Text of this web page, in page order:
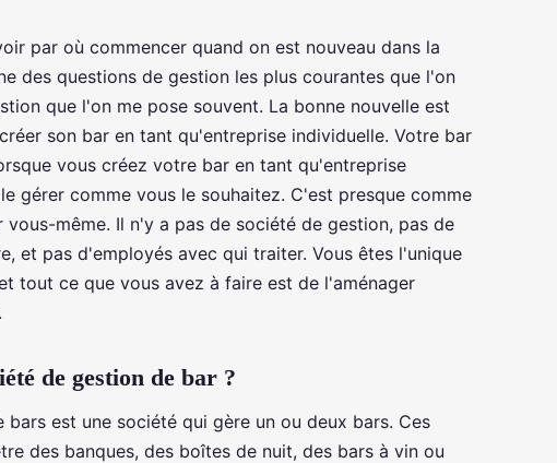
par où commencer quand on est nouveau dans la
des questions de gestion les plus courantes que l'on
que l'on me pose souvent. La bonne nouvelle est
son bar en tant qu'entreprise individuelle. Votre bar
vous créez votre bar en tant qu'entreprise
gérer comme vous le souhaitez. C'est presque comme
même. Il n'y a pas de société de gestion, pas de
et pas d'employés avec qui traiter. Vous êtes l'unique
tout ce que vous avez à faire est de l'aménager
de gestion de bar ?
est une société qui gère un ou deux bars. Ces
des banques, des boîtes de nuit, des bars à vin ou